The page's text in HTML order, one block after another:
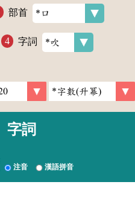
部首
字詞
字詞
注音 漢語拼音